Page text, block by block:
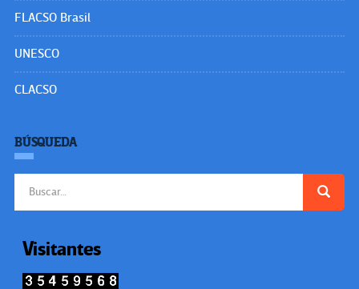
FLACSO Brasil
UNESCO
CLACSO
BÚSQUEDA
Visitantes